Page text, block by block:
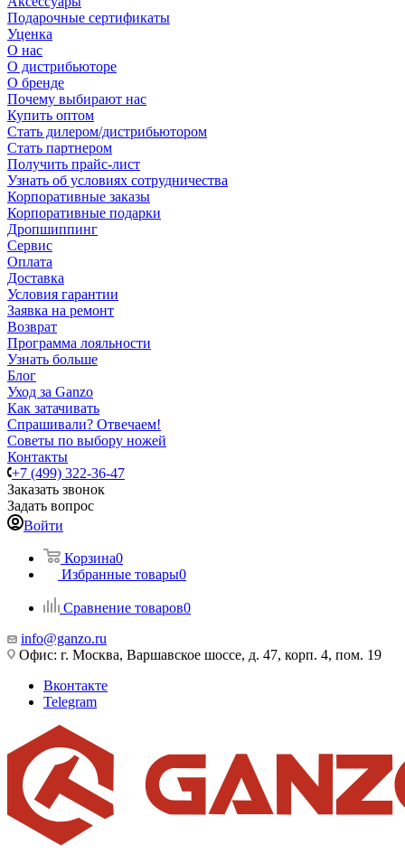
Подарочные сертификаты
Уценка
О нас
О дистрибьюторе
О бренде
Почему выбирают нас
Купить оптом
Стать дилером/дистрибьютором
Стать партнером
Получить прайс-лист
Узнать об условиях сотрудничества
Корпоративные заказы
Корпоративные подарки
Дропшиппинг
Сервис
Оплата
Доставка
Условия гарантии
Заявка на ремонт
Возврат
Программа лояльности
Узнать больше
Блог
Уход за Ganzo
Как затачивать
Спрашивали? Отвечаем!
Советы по выбору ножей
Контакты
+7 (499) 322-36-47
Заказать звонок
Задать вопрос
Войти
Корзина0
Избранные товары0
Сравнение товаров0
info@ganzo.ru
Офис: г. Москва, Варшавское шоссе, д. 47, корп. 4, пом. 19
Вконтакте
Telegram